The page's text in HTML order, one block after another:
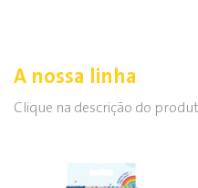
A nossa linha
Clique na descrição do